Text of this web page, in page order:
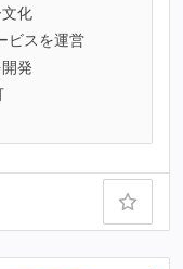
化
ビスを運営
発